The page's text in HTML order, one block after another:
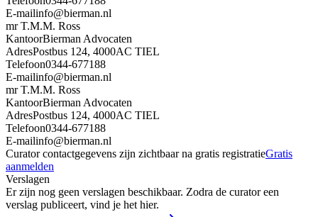
E-mailinfo@bierman.nl
mr T.M.M. Ross
KantoorBierman Advocaten
AdresPostbus 124, 4000AC TIEL
Telefoon0344-677188
E-mailinfo@bierman.nl
mr T.M.M. Ross
KantoorBierman Advocaten
AdresPostbus 124, 4000AC TIEL
Telefoon0344-677188
E-mailinfo@bierman.nl
Curator contactgegevens zijn zichtbaar na gratis registratieGratis
aanmelden
Verslagen
Er zijn nog geen verslagen beschikbaar. Zodra de curator een
verslag publiceert, vind je het hier.